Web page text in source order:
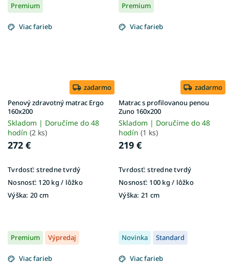
Premium
Viac farieb
zadarmo
Penový zdravotný matrac Ergo
160x200
Skladom | Doručíme do 48
hodín (2 ks)
272 €
Tvrdosť: stredne tvrdý
Nosnosť: 120 kg / lôžko
Výška: 20 cm
Premium
Viac farieb
zadarmo
Matrac s profilovanou penou
Zuno 160x200
Skladom | Doručíme do 48
hodín (1 ks)
219 €
Tvrdosť: stredne tvrdý
Nosnosť: 100 kg / lôžko
Výška: 21 cm
Premium Výpredaj
Viac farieb
Novinka Standard
Viac farieb